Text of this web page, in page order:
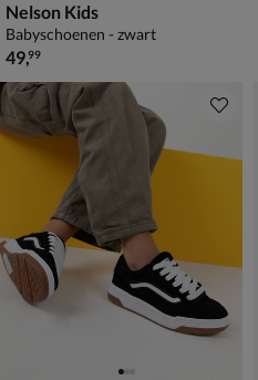
Nelson Kids
Babyschoenen - zwart
€ 49,99
49,99